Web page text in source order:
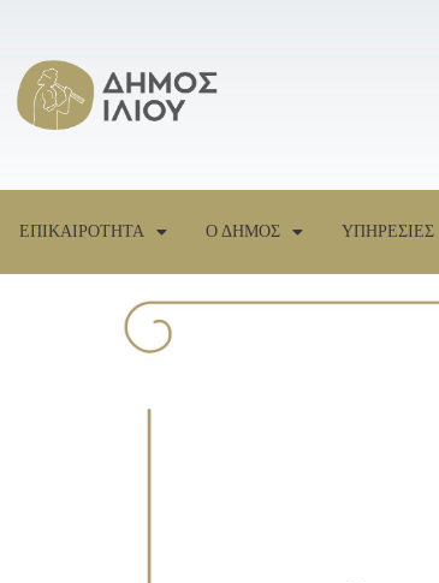
ΕΠΙΚΑΙΡΟΤΗΤΑ Ο ΔΗΜΟΣ ΥΠΗΡΕΣΙΕΣ